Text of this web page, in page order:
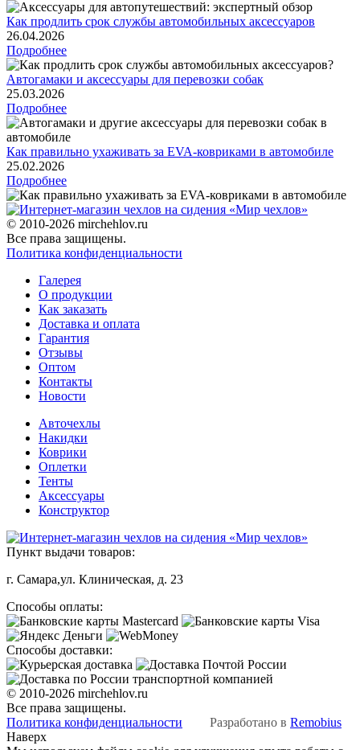
Как продлить срок службы автомобильных аксессуаров
26.04.2026
Подробнее
Автогамаки и аксессуары для перевозки собак
25.03.2026
Подробнее
Как правильно ухаживать за EVA-ковриками в автомобиле
25.02.2026
Подробнее
© 2010-2026 mirchehlov.ru
Все права защищены.
Политика конфиденциальности
Галерея
О продукции
Как заказать
Доставка и оплата
Гарантия
Отзывы
Оптом
Контакты
Новости
Авточехлы
Накидки
Коврики
Оплетки
Тенты
Аксессуары
Конструктор
Пункт выдачи товаров:
г. Самара,ул. Клиническая, д. 23
Способы оплаты:
Способы доставки:
© 2010-2026 mirchehlov.ru
Все права защищены.
Политика конфиденциальности
Разработано в Remobius
Наверх